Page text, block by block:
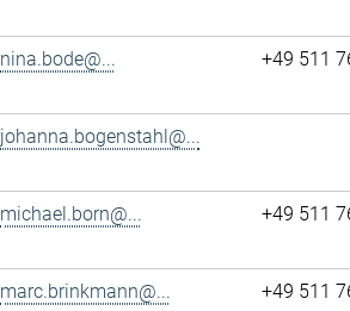
nina.bode@... +49 511
johanna.bogenstahl@...
michael.born@... +49 511
marc.brinkmann@... +49 511